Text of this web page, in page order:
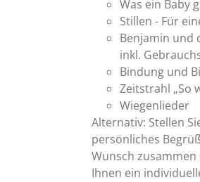
Was ein Baby
Stillen - Für
Benjamin und
inkl.
Bindung und
Zeitstrahl „So
Wiegenlieder
Alternativ: Stellen
persönliches
Wunsch
Ihnen ein